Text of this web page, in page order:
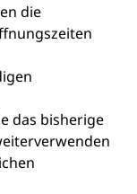
die
das bisherige